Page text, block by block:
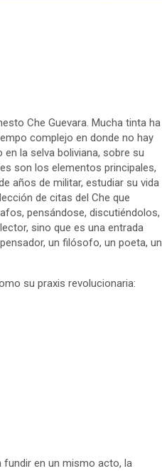
Che Guevara. Mucha tinta ha
complejo en donde no hay
la selva boliviana, sobre su
son los elementos principales,
años de militar, estudiar su vida
de citas del Che que
pensándose, discutiéndolos,
sino que es una entrada
un filósofo, un poeta, un
su praxis revolucionaria:
en un mismo acto, la